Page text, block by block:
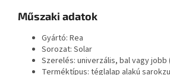
Műszaki adatok
Gyártó: Rea
Sorozat: Solar
Szerelés: univerzális, bal vagy jobb
Terméktípus: téglalap alakú